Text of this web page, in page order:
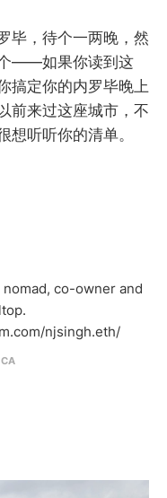
毕，待个一两晚，然
——如果你读到这
搞定你的内罗毕晚上
前来过这座城市，不
想听听你的清单。
co-owner and
njsingh.eth/